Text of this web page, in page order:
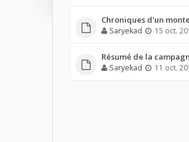
Chroniques d'un
Saryekad 15 oct.
Résumé de la
Saryekad 11 oct.